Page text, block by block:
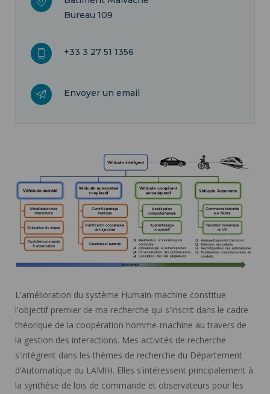
Bureau 109
+33 3 27 51 1356
Envoyer un email
L'amélioration du système Humain-machine constitue
l'objectif premier de ma recherche qui s'inscrit dans le cadre
théorique de la coopération homme-machine au travers de
la gestion des interactions. Mes activités de recherche
s'intègrent dans les thèmes de recherche du Département
d’Automatique du LAMIH. Elles s'intéressent principalement à
la synthèse de lois de commande et observateurs pour les